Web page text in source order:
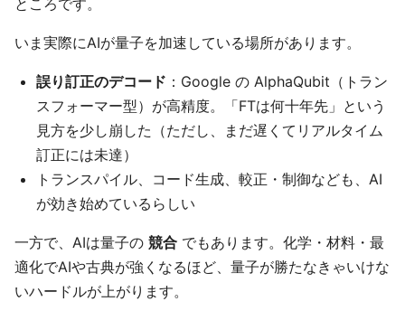
ところです。
いま実際にAIが量子を加速している場所があります。
誤り訂正のデコード ：Google の AlphaQubit（トラン
スフォーマー型）が高精度。「FTは何十年先」という
見方を少し崩した（ただし、まだ遅くてリアルタイム
訂正には未達）
トランスパイル、コード生成、較正・制御なども、AI
が効き始めているらしい
一方で、AIは量子の 競合 でもあります。化学・材料・最
適化でAIや古典が強くなるほど、量子が勝たなきゃいけな
いハードルが上がります。